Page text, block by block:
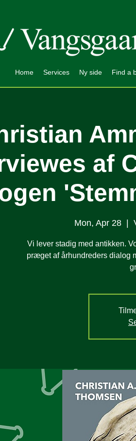
Home Services Ny side Find a
af
Mon, Apr 28
Vi lever stadig med antikken.
præget af århundreders dialog